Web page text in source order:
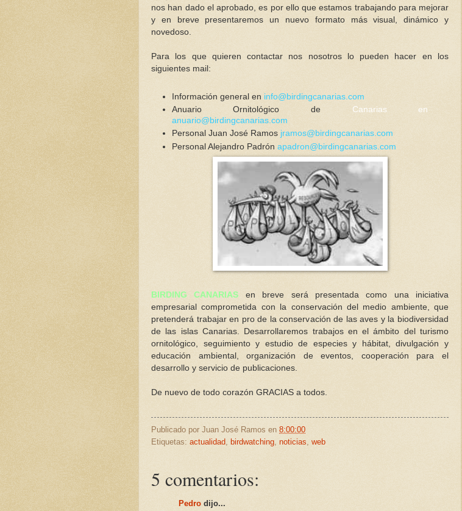
nos han dado el aprobado, es por ello que estamos trabajando para mejorar
y en breve presentaremos un nuevo formato más visual, dinámico y
novedoso.
Para los que quieren contactar nos nosotros lo pueden hacer en los
siguientes mail:
Información general en info@birdingcanarias.com
Anuario Ornitológico de Canarias en
anuario@birdingcanarias.com
Personal Juan José Ramos jramos@birdingcanarias.com
Personal Alejandro Padrón apadron@birdingcanarias.com
BIRDING CANARIAS en breve será presentada como una iniciativa
empresarial comprometida con la conservación del medio ambiente, que
pretenderá trabajar en pro de la conservación de las aves y la biodiversidad
de las islas Canarias. Desarrollaremos trabajos en el ámbito del turismo
ornitológico, seguimiento y estudio de especies y hábitat, divulgación y
educación ambiental, organización de eventos, cooperación para el
desarrollo y servicio de publicaciones.
De nuevo de todo corazón GRACIAS a todos.
Publicado por Juan José Ramos en 8:00:00
Etiquetas: actualidad birdwatching noticias web
5 comentarios:
Pedro dijo...